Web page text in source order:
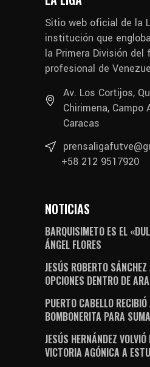
Sitio web oficial de la
institución que
la Primera División del
profesional de
Av. Los Cortijos,
Chirimena, Campo
Caracas
+58 212 9517920
NOTICIAS
BARQUISIMETO ES EL
ÁNGEL FLORES
JESÚS ROBERTO
OPCIONES DENTRO DE
PUERTO CABELLO
BOMBONERITA PARA
JESÚS HERNÁNDEZ
VICTORIA AGÓNICA A